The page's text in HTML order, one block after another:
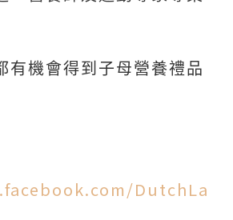
有機會得到子母營養禮品
DutchLa